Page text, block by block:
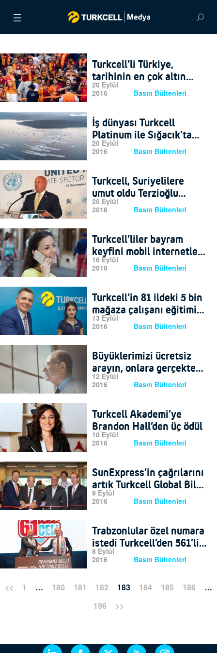
VİDEOLAR
GÖRSEL ARŞİV
İLETİŞİM
ENGLISH
20 Eylül
2016
Basın Bültenleri
Turkcell’li Türkiye,
tarihinin en çok altın
madalyalı Paralimpik
Oyunları’nı yaşadı
20 Eylül
2016
Basın Bültenleri
İş dünyası Turkcell
Platinum ile Sığacık’ta
balığa çıkıyor
20 Eylül
2016
Basın Bültenleri
Turkcell, Suriyelilere
umut oldu Terzioğlu
projeyi BM’de anlattı
16 Eylül
2016
Basın Bültenleri
Turkcell’liler bayram
keyfini mobil internetle
yaşadı
13 Eylül
2016
Basın Bültenleri
Turkcell’in 81 ildeki 5 bin
mağaza çalışanı eğitimini
tamamladı
12 Eylül
2016
Basın Bültenleri
Büyüklerimizi ücretsiz
arayın, onlara gerçekten
bayram olsun
10 Eylül
2016
Basın Bültenleri
Turkcell Akademi’ye
Brandon Hall’den üç ödül
9 Eylül
2016
Basın Bültenleri
SunExpress’in çağrılarını
artık Turkcell Global Bilgi
karşılıyor
8 Eylül
2016
Basın Bültenleri
Trabzonlular özel numara
istedi Turkcell’den 561’li
hat geldi
<< 1 … 180 181 182 183 184 185 186
…
196
>>